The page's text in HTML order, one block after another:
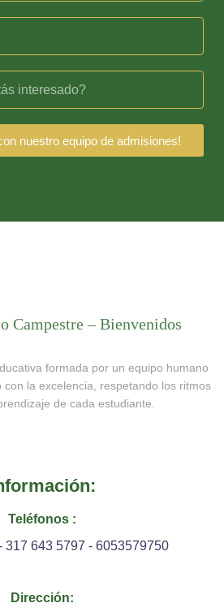
nuestro equipo de admisiones!
formada por un equipo humano
la excelencia, respetando los ritmos
de cada estudiante.
Teléfonos :
317 643 5797 - 6053579750
Dirección: